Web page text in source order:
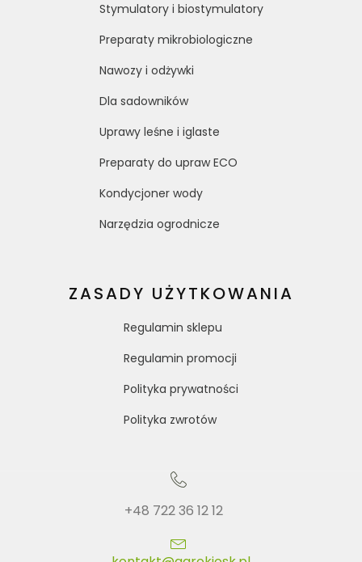
Stymulatory i biostymulatory
Preparaty mikrobiologiczne
Nawozy i odżywki
Dla sadowników
Uprawy leśne i iglaste
Preparaty do upraw ECO
Kondycjoner wody
Narzędzia ogrodnicze
ZASADY UŻYTKOWANIA
Regulamin sklepu
Regulamin promocji
Polityka prywatności
Polityka zwrotów
+48 722 36 12 12